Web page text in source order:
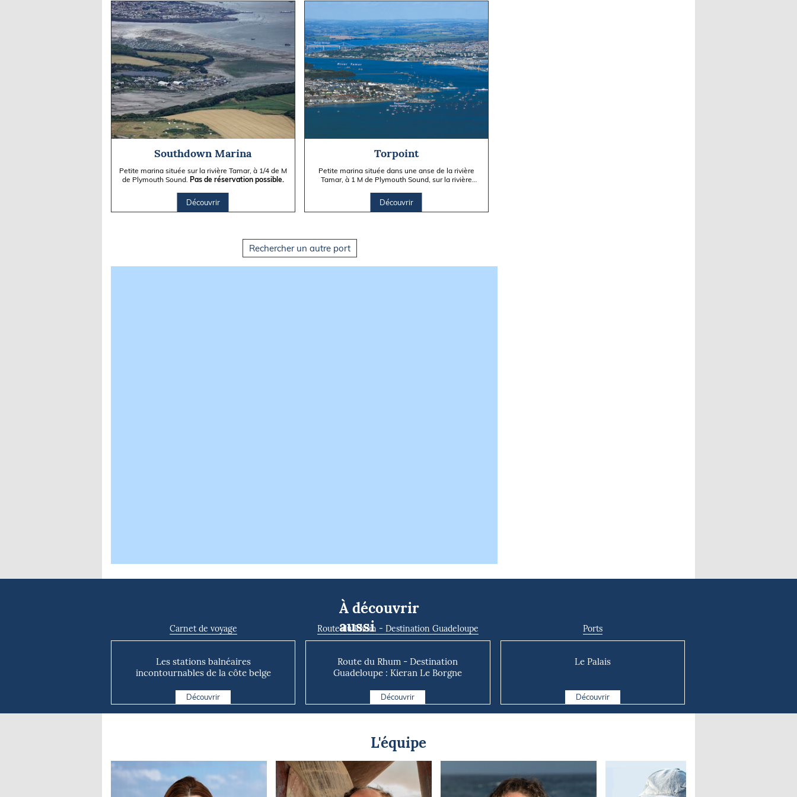
Southdown Marina
Petite marina située sur la rivière Tamar, à 1/4 de M
de Plymouth Sound. Pas de réservation possible.
Découvrir
Torpoint
Petite marina située dans une anse de la rivière
Tamar, à 1 M de Plymouth Sound, sur la rivière
Découvrir
Rechercher un autre port
À découvrir
aussi
Carnet de voyage
Les stations balnéaires
incontournables de la côte belge
Découvrir
Route du Rhum - Destination Guadeloupe
Route du Rhum - Destination
Guadeloupe : Kieran Le Borgne
Découvrir
Ports
Le Palais
Découvrir
L'équipe